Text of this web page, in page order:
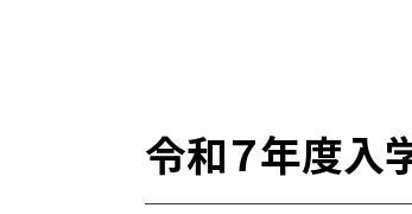
令和７年度入